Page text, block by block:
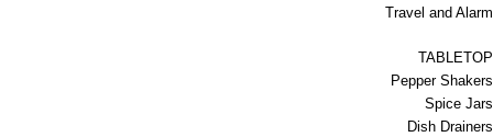
Travel and Alarm
TABLETOP
Pepper Shakers
Spice Jars
Dish Drainers